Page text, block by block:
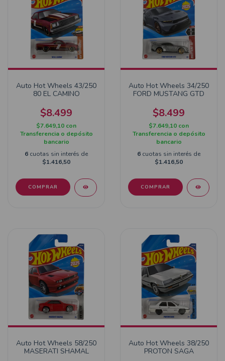
Auto Hot Wheels 43/250
80 EL CAMINO
$8.499
$7.649,10 con
Transferencia o depósito
bancario
6 cuotas sin interés de
$1.416,50
Auto Hot Wheels 34/250
FORD MUSTANG GTD
$8.499
$7.649,10 con
Transferencia o depósito
bancario
6 cuotas sin interés de
$1.416,50
Auto Hot Wheels 58/250
MASERATI SHAMAL
Auto Hot Wheels 38/250
PROTON SAGA